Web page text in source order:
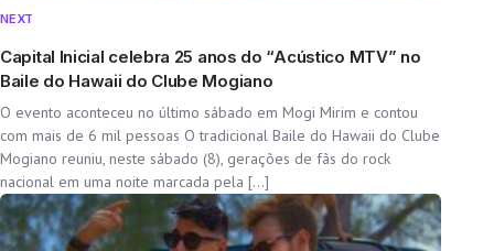
NEXT
Capital Inicial celebra 25 anos do “Acústico MTV” no
Baile do Hawaii do Clube Mogiano
O evento aconteceu no último sábado em Mogi Mirim e contou
com mais de 6 mil pessoas O tradicional Baile do Hawaii do Clube
Mogiano reuniu, neste sábado (8), gerações de fãs do rock
nacional em uma noite marcada pela […]